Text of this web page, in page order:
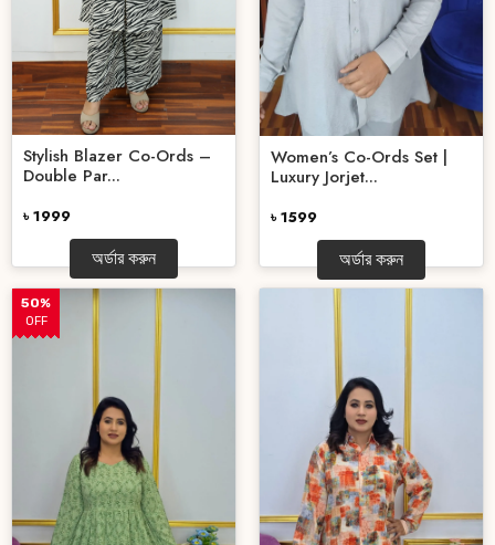
Stylish Blazer Co-Ords –
Double Par...
৳ 1999
অর্ডার করুন
Women’s Co-Ords Set |
Luxury Jorjet...
৳ 1599
অর্ডার করুন
50%
OFF